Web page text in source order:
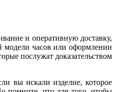
и оперативную доставку,
модели часов или оформлении
послужат доказательством
вы искали изделие, которое